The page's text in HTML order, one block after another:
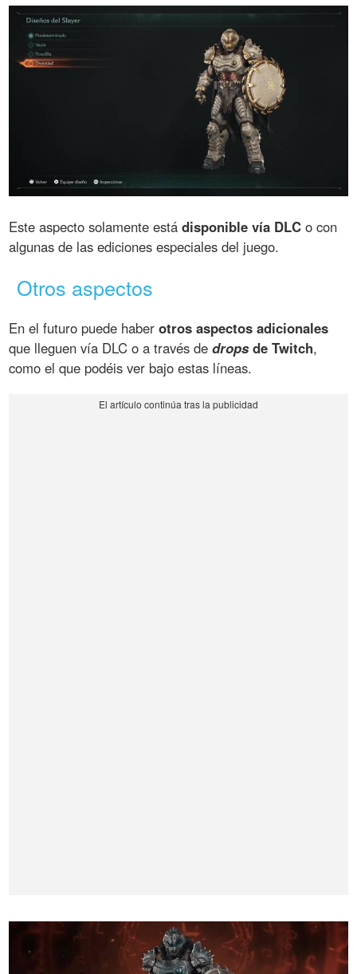
Este aspecto solamente estádisponible vía DLC o con
algunas de las ediciones especiales del juego.
Otros aspectos
En el futuro puede haberotros aspectos adicionales
que lleguen vía DLC o a través dedropsde Twitch,
como el que podéis ver bajo estas líneas.